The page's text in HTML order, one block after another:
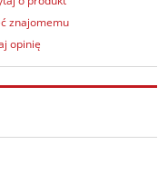
znajomemu
opinię